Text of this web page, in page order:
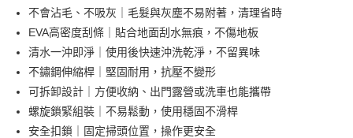
街口支付
悠遊付
AFTEE先享後付
相關說明
【關於「AFTEE先享後付」】
AFTEE先享後付是「在收到商品之後才付款」的支付方式。 讓您購物簡單
ATM付款
不會沾毛、不吸灰｜毛髮與灰塵不易附著，清理省時
EVA高密度刮條｜貼合地面刮水無痕，不傷地板
清水一沖即淨｜使用後快速沖洗乾淨，不留異味
不鏽鋼伸縮桿｜堅固耐用，抗壓不變形
可拆卸設計｜方便收納、出門露營或洗車也能攜帶
螺旋鎖緊組裝｜不易鬆動，使用穩固不滑桿
安全扣鎖｜固定掃頭位置，操作更安全